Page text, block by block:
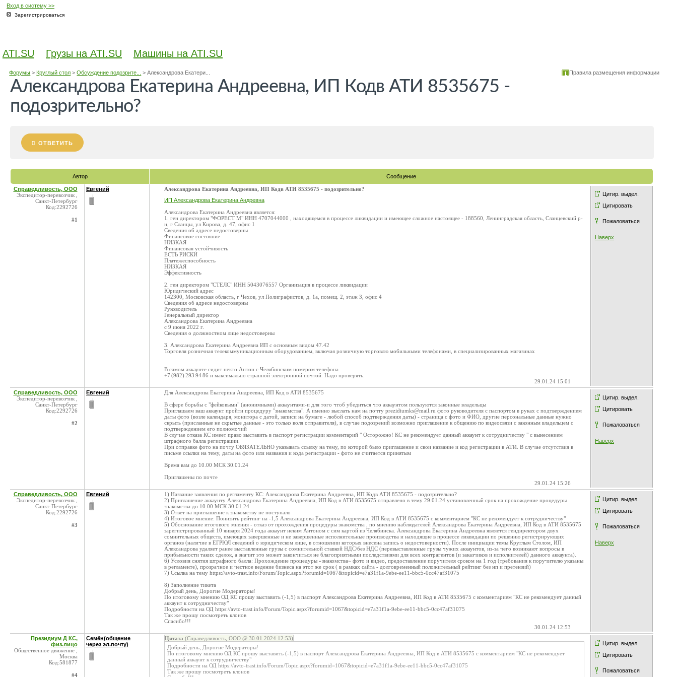
Вход в систему >>
Зарегистрироваться
ATI.SU Грузы на ATI.SU Машины на ATI.SU
Форумы >Круглый стол >Обсуждение подозрите... >Александрова Екатери... Правила размещения информации
Александрова Екатерина Андреевна, ИП Кодв ATИ 8535675 -
подозрительно?
ОТВЕТИТЬ
Автор Сообщение
Цитир. выдел.
Цитировать
Пожаловаться
Наверх
Справедливость, ООО
Экспедитор-перевозчик ,
Санкт-Петербург
Код:2292726
#1
Евгений
Александрова Екатерина Андреевна, ИП Кодв ATИ 8535675 - подозрительно?
ИП Александрова Екатерина Андревна
Александрова Екатерина Андреевна является:
1. ген директором "ФОРЕСТ М" ИНН 4707044000 , находящемся в процессе ликвидации и имеющее сложное настоящее - 188560, Ленинградская область, Сланцевский р-
н, г Сланцы, ул Кирова, д. 47, офис 1
Сведения об адресе недостоверны
Финансовое состояние
НИЗКАЯ
Финансовая устойчивость
ЕСТЬ РИСКИ
Платежеспособность
НИЗКАЯ
Эффективность
2. ген директором "СТЕЛС" ИНН 5043076557 Организация в процессе ликвидации
Юридический адрес
142300, Московская область, г Чехов, ул Полиграфистов, д. 1а, помещ. 2, этаж 3, офис 4
Сведения об адресе недостоверны
Руководитель
Генеральный директор
Александрова Екатерина Андреевна
с 9 июня 2022 г.
Сведения о должностном лице недостоверны
3. Александрова Екатерина Андреевна ИП с основным видом 47.42
Торговля розничная телекоммуникационным оборудованием, включая розничную торговлю мобильными телефонами, в специализированных магазинах
В самом аккаунте сидит некто Антон с Челябинским номером телефона
+7 (982) 293 94 86 и максимально странной электронной почтой. Надо проверять.
29.01.24 15:01
Цитир. выдел.
Цитировать
Пожаловаться
Наверх
Справедливость, ООО
Экспедитор-перевозчик ,
Санкт-Петербург
Код:2292726
#2
Евгений
Для Александрова Екатерина Андреевна, ИП Код в ATИ 8535675
В сфере борьбы с "фейковыми" (анонимными) аккаунтами-и для того чтоб убедиться что аккаунтом пользуются законные владельцы
Приглашаем ваш аккаунт пройти процедуру "знакомства". А именно выслать нам на почту prezidiumks@mail.ru фото руководителя с паспортом в руках с подтверждением
даты фото (возле календаря, монитора с датой, записи на бумаге - любой способ подтверждения даты) - страница с фото и ФИО, другие персональные данные нужно
скрыть (присланные не скрытые данные - это только воля отправителя), в случае подозрений возможно приглашение к общению по видеосвязи с законным владельцем с
подтверждением его полномочий
В случае отказа КС имеет право выставить в паспорт регистрации комментарий " Осторожно! КС не рекомендует данный аккаунт к сотрудничеству " с вынесением
штрафного балла регистрации.
При отправке фото на почту ОБЯЗАТЕЛЬНО указывать ссылку на тему, по которой было приглашение и свои название и код регистрации в АТИ. В случае отсутствия в
письме ссылки на тему, даты на фото или названия и кода регистрации - фото не считается принятым
Время вам до 10.00 МСК 30.01.24
Приглашены по почте
29.01.24 15:26
Цитир. выдел.
Цитировать
Пожаловаться
Наверх
Справедливость, ООО
Экспедитор-перевозчик ,
Санкт-Петербург
Код:2292726
#3
Евгений
1) Название заявления по регламенту КС: Александрова Екатерина Андреевна, ИП Кодв ATИ 8535675 - подозрительно?
2) Приглашение аккаунту Александрова Екатерина Андреевна, ИП Код в ATИ 8535675 отправлено в тему 29.01.24 установленный срок на прохождение процедуры
знакомства до 10.00 МСК 30.01.24
3) Ответ на приглашение к знакомству не поступало
4) Итоговое мнение: Понизить рейтинг на -1,5 Александрова Екатерина Андреевна, ИП Код в ATИ 8535675 с комментарием "КС не рекомендует к сотрудничеству"
5) Обоснование итогового мнения - отказ от прохождения процедуры знакомства , по мнению наблюдателей Александрова Екатерина Андреевна, ИП Код в ATИ 8535675
зарегистрированный 10 января 2024 года аккаунт неким Антоном с сим картой из Челябинска. Александрова Екатерина Андреевна является гендиректором двух
сомнительных обществ, имеющих завершенные и не завершенные исполнительные производства и находящие в процессе ликвидации по решению регистрирующих
органов (наличие в ЕГРЮЛ сведений о юридическом лице, в отношении которых внесена запись о недостоверности). После инициации темы Круглым Столом, ИП
Александрова удаляет ранее выставленные грузы с сомнительной ставкой НДС/без НДС (перевыставленные грузы чужих аккаунтов, из-за чего возникают вопросы в
прибыльности таких сделок, а значит это может закончиться не благоприятными последствиями для всех контрагентов (и заказчиков и исполнителей) данного аккаунта).
6) Условия снятия штрафного балла: Прохождение процедуры «знакомства» фото и видео, предоставление поручителя сроком на 1 год (требования к поручителю указаны
в регламенте), прозрачное и честное ведение бизнеса на этот же срок ( в рамках сайта - долговременный положительный рейтинг без нп и претензий)
7) Ссылка на тему https://avto-trast.info/Forum/Topic.aspx?forumid=1067&topicid=e7a31f1a-9ebe-ee11-bbc5-0cc47af31075
8) Заполнение тикета
Добрый день, Дорогие Модераторы!
По итоговому мнению ОД КС прошу выставить (-1,5) в паспорт Александрова Екатерина Андреевна, ИП Код в ATИ 8535675 с комментарием "КС не рекомендует данный
аккаунт к сотрудничеству"
Подробности на ОД https://avto-trast.info/Forum/Topic.aspx?forumid=1067&topicid=e7a31f1a-9ebe-ee11-bbc5-0cc47af31075
Так же прошу посмотреть клонов
Спасибо!!!
30.01.24 12:53
Цитир. выдел.
Цитировать
Пожаловаться
Президиум Д КС,
физ.лицо
Общественное движение ,
Москва
Код:581877
#4
Семён(общение
через эл.почту)
Цитата (Справедливость, ООО @ 30.01.2024 12:53)
Добрый день, Дорогие Модераторы!
По итоговому мнению ОД КС прошу выставить (-1,5) в паспорт Александрова Екатерина Андреевна, ИП Код в ATИ 8535675 с комментарием "КС не рекомендует
данный аккаунт к сотрудничеству"
Подробности на ОД https://avto-trast.info/Forum/Topic.aspx?forumid=1067&topicid=e7a31f1a-9ebe-ee11-bbc5-0cc47af31075
Так же прошу посмотреть клонов